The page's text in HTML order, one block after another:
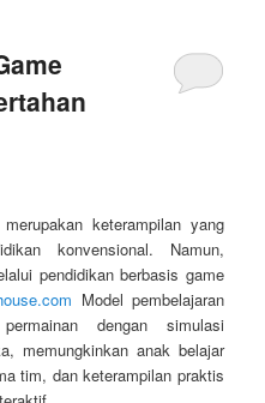
keterampilan yang
konvensional. Namun,
pendidikan berbasis game
Model pembelajaran
dengan simulasi
memungkinkan anak belajar
tim, dan keterampilan praktis